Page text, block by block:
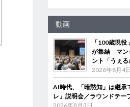
動画
「100歳現
が集結 マン
ント「うぇる
2026年8月4日
AI時代、「暗黙知」は継
レ」説明会／ラウンドテー
2026年8月3日